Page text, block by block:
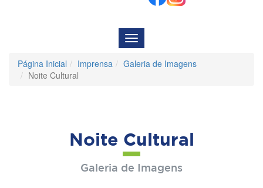
Menu
de
Navegação
Página Inicial Imprensa
Galeria de Imagens
Noite Cultural
Noite Cultural
Galeria de Imagens